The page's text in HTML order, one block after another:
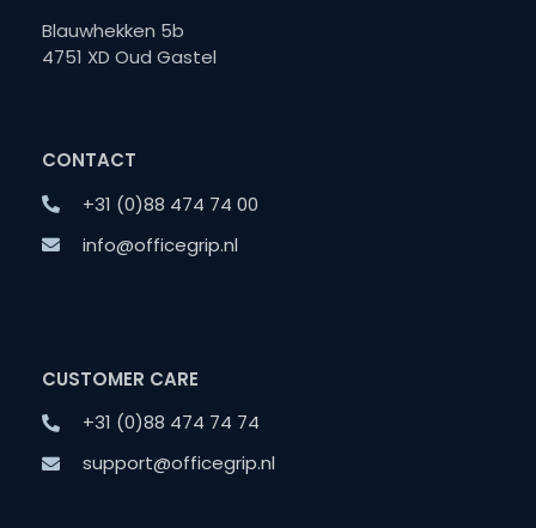
Blauwhekken 5b
4751 XD Oud Gastel
CONTACT
+31 (0)88 474 74 00
info@officegrip.nl
CUSTOMER CARE
+31 (0)88 474 74 74
support@officegrip.nl